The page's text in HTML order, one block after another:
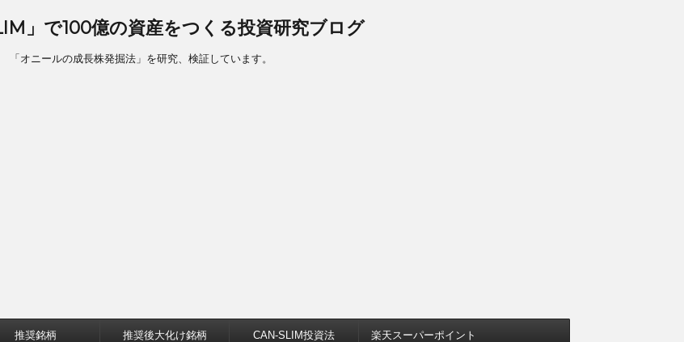
」で100億の資産をつくる投資研究ブログ
「オニールの成長株発掘法」を研究、検証しています。
推奨銘柄 推奨後大化け銘柄 CAN-SLIM投資法 楽天スーパーポイント